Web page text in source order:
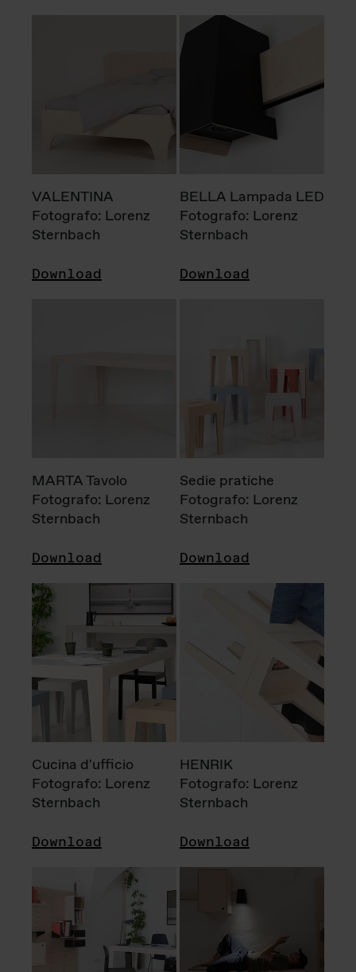
VALENTINA
Fotografo: Lorenz
Sternbach
Download
BELLA Lampada LED
Fotografo: Lorenz
Sternbach
Download
MARTA Tavolo
Fotografo: Lorenz
Sternbach
Download
Sedie pratiche
Fotografo: Lorenz
Sternbach
Download
Cucina d'ufficio
Fotografo: Lorenz
Sternbach
Download
HENRIK
Fotografo: Lorenz
Sternbach
Download